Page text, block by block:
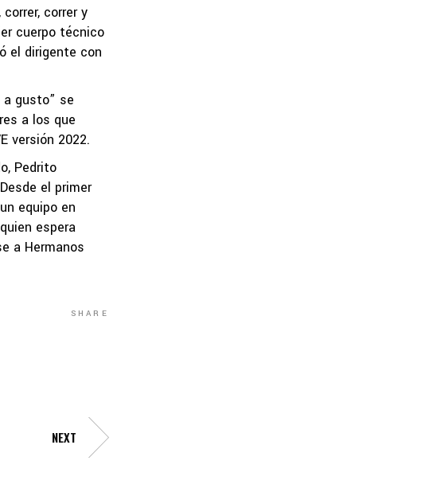
correr y
cuerpo técnico
el dirigente con
a gusto” se
a los que
versión 2022.
Pedrito
el primer
equipo en
espera
a Hermanos
SHARE
NEXT